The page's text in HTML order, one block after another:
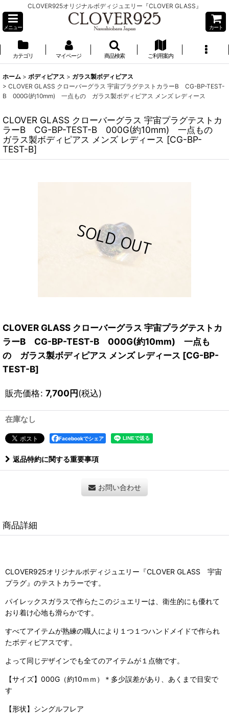
CLOVER925オリジナルボディジュエリー『CLOVER GLASS』
メニュー カート
カテゴリ マイページ 商品検索 ご利用案内
ホーム > ボディピアス > ガラス製ボディピアス
> CLOVER GLASS クローバーグラス 宇宙プラグテストカラーB CG-BP-TEST-
B 000G(約10mm) 一点もの ガラス製ボディピアス メンズ レディース
CLOVER GLASS クローバーグラス 宇宙プラグテストカ
ラーB CG-BP-TEST-B 000G(約10mm) 一点もの
ガラス製ボディピアス メンズ レディース [CG-BP-
TEST-B]
CLOVER GLASS クローバーグラス 宇宙プラグテストカ
ラーB CG-BP-TEST-B 000G(約10mm) 一点も
の ガラス製ボディピアス メンズ レディース [CG-BP-
TEST-B]
販売価格: 7,700円(税込)
在庫なし
Facebookでシェア
返品特約に関する重要事項
お問い合わせ
商品詳細
CLOVER925オリジナルボディジュエリー『CLOVER GLASS 宇宙
プラグ』のテストカラーです。
パイレックスガラスで作らたこのジュエリーは、衛生的にも優れて
おり着け心地も滑らかです。
すべてアイテムが熟練の職人により１つ１つハンドメイドで作られ
たボディピアスです。
よって同じデザインでも全てのアイテムが１点物です。
【サイズ】000G（約10ｍｍ）＊多少誤差があり、あくまで目安で
す
【形状】シングルフレア